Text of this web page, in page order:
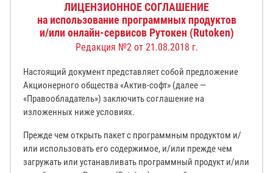
ЛИЦЕНЗИОННОЕ СОГЛАШЕНИЕ
на использование программных продуктов
и/или онлайн-сервисов Рутокен (Rutoken)
Редакция №2 от 21.08.2018 г.
Настоящий документ представляет собой предложение
Акционерного общества «Актив-софт» (далее —
«Правообладатель») заключить соглашение на
изложенных ниже условиях.
Прежде чем открыть пакет с программным продуктом и/
или использовать его содержимое, и/или прежде чем
загружать или устанавливать программный продукт и/или